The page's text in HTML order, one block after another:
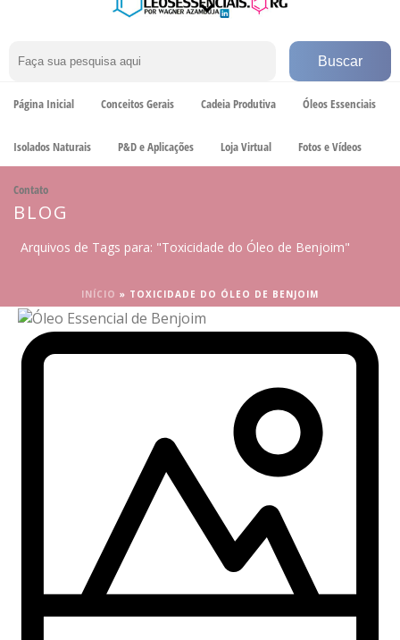
Página Inicial Conceitos Gerais Cadeia Produtiva Óleos Essenciais
Isolados Naturais P&D e Aplicações Loja Virtual Fotos e Vídeos
Contato
BLOG
Arquivos de Tags para: "Toxicidade do Óleo de Benjoim"
INÍCIO » TOXICIDADE DO ÓLEO DE BENJOIM